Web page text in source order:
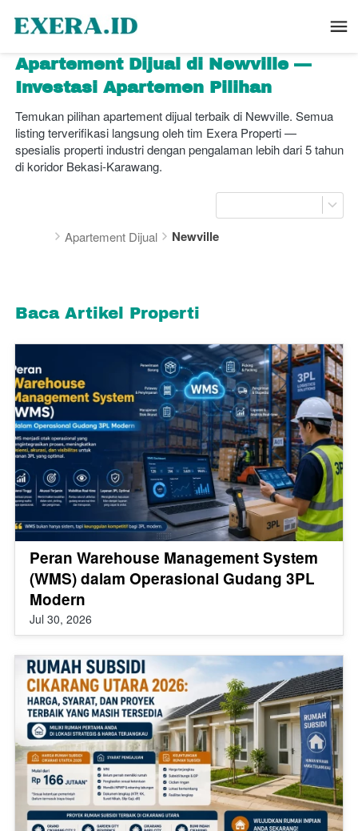
Apartement Dijual di Newville —
Investasi Apartemen Pilihan
Temukan pilihan apartement dijual terbaik di Newville. Semua
listing terverifikasi langsung oleh tim Exera Properti —
spesialis properti industri dengan pengalaman lebih dari 5 tahun
di koridor Bekasi-Karawang.
Apartement Dijual Newville
Baca Artikel Properti
Peran Warehouse Management System
(WMS) dalam Operasional Gudang 3PL
Modern
Jul 30, 2026